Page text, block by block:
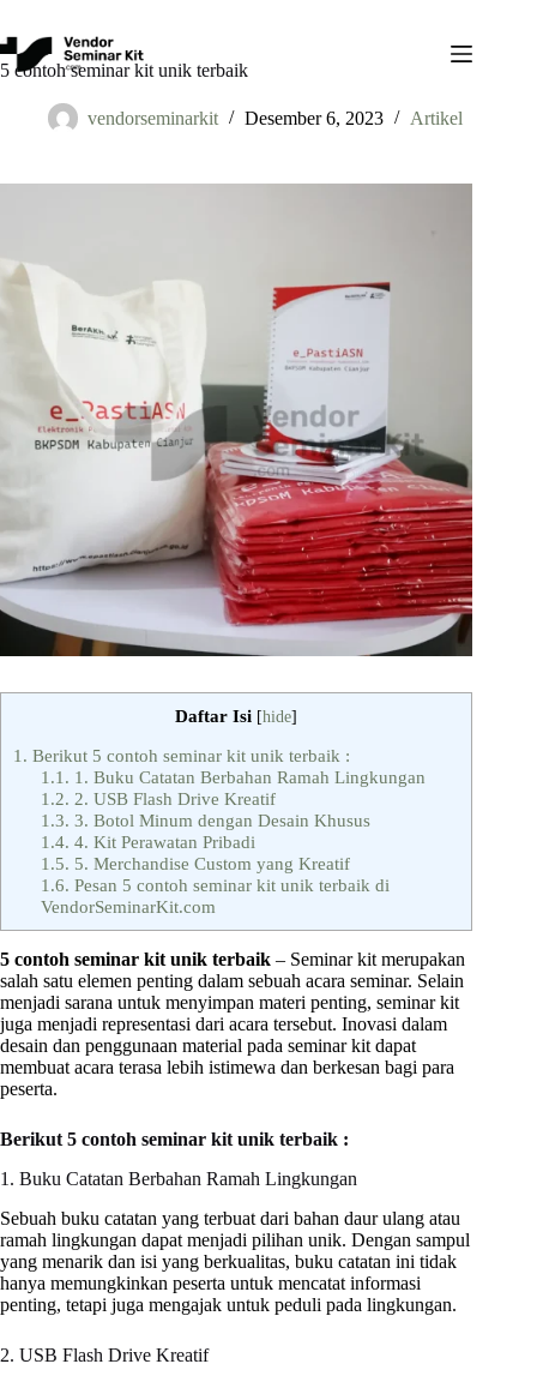
content
5 contoh seminar kit unik terbaik
vendorseminarkit Desember 6, 2023 Artikel
Daftar Isi [hide]
1. Berikut 5 contoh seminar kit unik terbaik :
1.1. 1. Buku Catatan Berbahan Ramah Lingkungan
1.2. 2. USB Flash Drive Kreatif
1.3. 3. Botol Minum dengan Desain Khusus
1.4. 4. Kit Perawatan Pribadi
1.5. 5. Merchandise Custom yang Kreatif
1.6. Pesan 5 contoh seminar kit unik terbaik di
VendorSeminarKit.com
5 contoh seminar kit unik terbaik – Seminar kit merupakan
salah satu elemen penting dalam sebuah acara seminar. Selain
menjadi sarana untuk menyimpan materi penting, seminar kit
juga menjadi representasi dari acara tersebut. Inovasi dalam
desain dan penggunaan material pada seminar kit dapat
membuat acara terasa lebih istimewa dan berkesan bagi para
peserta.
Berikut 5 contoh seminar kit unik terbaik :
1. Buku Catatan Berbahan Ramah Lingkungan
Sebuah buku catatan yang terbuat dari bahan daur ulang atau
ramah lingkungan dapat menjadi pilihan unik. Dengan sampul
yang menarik dan isi yang berkualitas, buku catatan ini tidak
hanya memungkinkan peserta untuk mencatat informasi
penting, tetapi juga mengajak untuk peduli pada lingkungan.
2. USB Flash Drive Kreatif